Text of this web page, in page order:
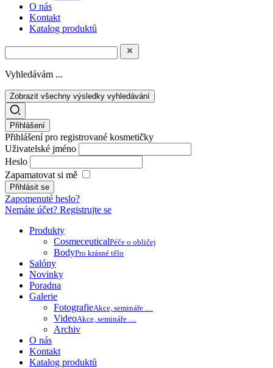
O nás
Kontakt
Katalog produktů
Vyhledávám ...
Zobrazit všechny výsledky vyhledávání
Přihlášení
Přihlášení pro registrované kosmetičky
Uživatelské jméno
Heslo
Zapamatovat si mě
Zapomenuté heslo?
Nemáte účet? Registrujte se
Produkty
CosmeceuticalPéče o obličej
BodyPro krásné tělo
Salóny
Novinky
Poradna
Galerie
FotografieAkce, semináře …
VideoAkce, semináře …
Archiv
O nás
Kontakt
Katalog produktů